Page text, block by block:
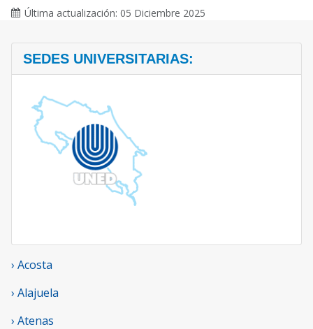
Última actualización: 05 Diciembre 2025
SEDES UNIVERSITARIAS:
› Acosta
› Alajuela
› Atenas